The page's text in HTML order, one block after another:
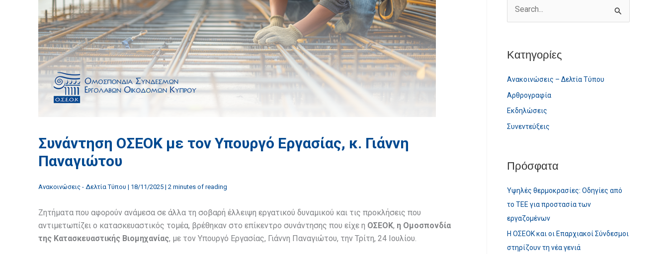
Συνάντηση ΟΣΕΟΚ με τον Υπουργό Εργασίας, κ. Γιάννη
Παναγιώτου
Ανακοινώσεις - Δελτία Τύπου | 18/11/2025 | 2 minutes of reading
Ζητήματα που αφορούν ανάμεσα σε άλλα τη σοβαρή έλλειψη εργατικού δυναμικού και τις προκλήσεις που
αντιμετωπίζει ο κατασκευαστικός τομέα, βρέθηκαν στο επίκεντρο συνάντησης που είχε η ΟΣΕΟΚ, η Ομοσπονδία
της Κατασκευαστικής Βιομηχανίας, με τον Υπουργό Εργασίας, Γιάννη Παναγιώτου, την Τρίτη, 24 Ιουλίου.
r
h
f
o
r
Κατηγορίες
Ανακοινώσεις – Δελτία Τύπου
Αρθρογραφία
Εκδηλώσεις
Συνεντεύξεις
Πρόσφατα
Υψηλές θερμοκρασίες: Οδηγίες από
το ΤΕΕ για προστασία των
εργαζομένων
Η ΟΣΕΟΚ και οι Επαρχιακοί Σύνδεσμοι
στηρίζουν τη νέα γενιά